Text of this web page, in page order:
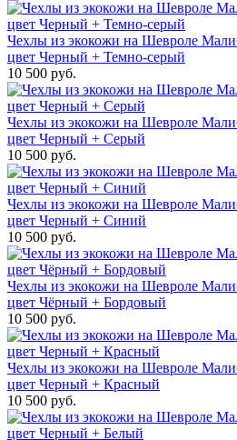
Чехлы из экокожи на Шевроле
цвет Черный + Темно-серый
10 500 руб.
Чехлы из экокожи на Шевроле
цвет Черный + Серый
10 500 руб.
Чехлы из экокожи на Шевроле
цвет Черный + Синий
10 500 руб.
Чехлы из экокожи на Шевроле
цвет Чёрный + Бордовый
10 500 руб.
Чехлы из экокожи на Шевроле
цвет Черный + Красный
10 500 руб.